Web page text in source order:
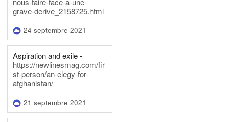
grave-derive_2158725.html
24 septembre 2021
Aspiration and exile -
https://newlinesmag.com/fir
st-person/an-elegy-for-
afghanistan/
21 septembre 2021